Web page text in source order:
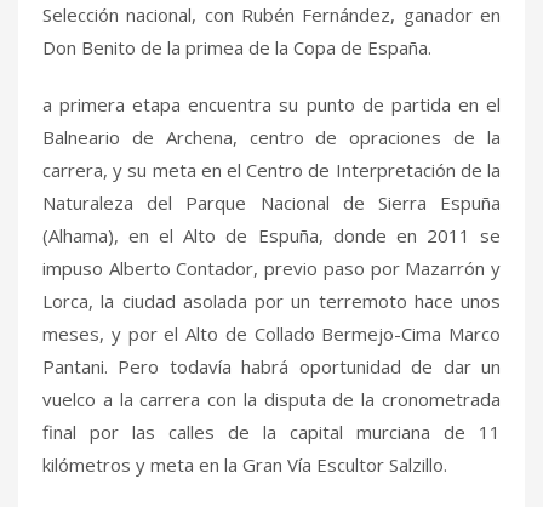
Selección nacional, con Rubén Fernández, ganador en
Don Benito de la primea de la Copa de España.
a primera etapa encuentra su punto de partida en el
Balneario de Archena, centro de opraciones de la
carrera, y su meta en el Centro de Interpretación de la
Naturaleza del Parque Nacional de Sierra Espuña
(Alhama), en el Alto de Espuña, donde en 2011 se
impuso Alberto Contador, previo paso por Mazarrón y
Lorca, la ciudad asolada por un terremoto hace unos
meses, y por el Alto de Collado Bermejo-Cima Marco
Pantani. Pero todavía habrá oportunidad de dar un
vuelco a la carrera con la disputa de la cronometrada
final por las calles de la capital murciana de 11
kilómetros y meta en la Gran Vía Escultor Salzillo.